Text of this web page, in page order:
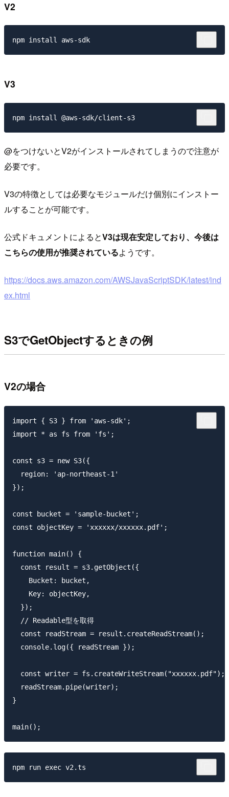
V2
V3
@をつけないとV2がインストールされてしまうので注意が
必要です。
V3の特徴としては必要なモジュールだけ個別にインストー
ルすることが可能です。
公式ドキュメントによるとV3は現在安定しており、今後は
こちらの使用が推奨されているようです。
https://docs.aws.amazon.com/AWSJavaScriptSDK/latest/ind
ex.html
S3でGetObjectするときの例
V2の場合
import { S3 } from 'aws-sdk';
import * as fs from 'fs';
const s3 = new S3({
  region: 'ap-northeast-1'
});
const bucket = 'sample-bucket';
const objectKey = 'xxxxxx/xxxxxx.pdf';
function main() {
  const result = s3.getObject({
    Bucket: bucket,
    Key: objectKey,
  });
  // Readable型を取得
  const readStream = result.createReadStream();
  console.log({ readStream });
  const writer = fs.createWriteStream("xxxxxx.pdf");
  readStream.pipe(writer);
}